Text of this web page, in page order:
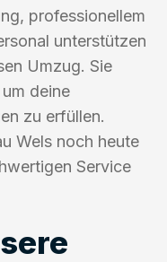
professionellem
unterstützen
Umzug. Sie
deine
zu erfüllen.
Wels noch heute
Service